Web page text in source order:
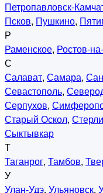
Петропавловск-
Псков, Пушкино,
Р
Раменское, Ростов-
С
Салават, Самара,
Севастополь,
Серпухов,
Старый Оскол,
Сыктывкар
Т
Таганрог, Тамбов,
У
Улан-Удэ, Ульяновск,